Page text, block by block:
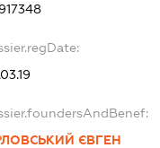
ЄВГЕН